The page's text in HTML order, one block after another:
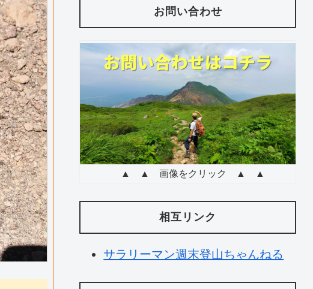
お問い合わせ
▲ ▲ 画像をクリック ▲ ▲
相互リンク
サラリーマン週末登山ちゃんねる